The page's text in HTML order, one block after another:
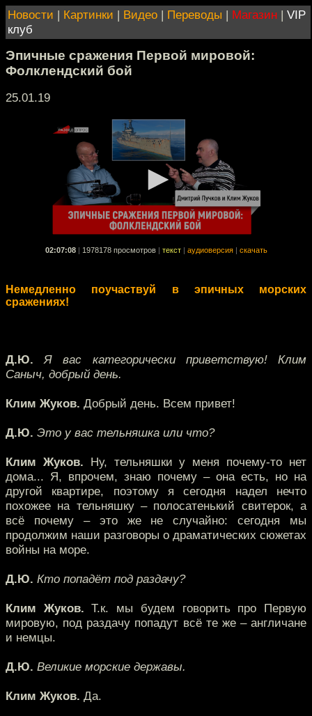
Новости | Картинки | Видео | Переводы | Магазин | VIP
клуб
Эпичные сражения Первой мировой:
Фолклендский бой
25.01.19
02:07:08 1978178 просмотров текст аудиоверсия скачать
Немедленно поучаствуй в эпичных морских
сражениях!
Д.Ю. Я вас категорически приветствую! Клим
Саныч, добрый день.
Клим Жуков. Добрый день. Всем привет!
Д.Ю. Это у вас тельняшка или что?
Клим Жуков. Ну, тельняшки у меня почему-то нет
дома... Я, впрочем, знаю почему – она есть, но на
другой квартире, поэтому я сегодня надел нечто
похожее на тельняшку – полосатенький свитерок, а
всё почему – это же не случайно: сегодня мы
продолжим наши разговоры о драматических сюжетах
войны на море.
Д.Ю. Кто попадёт под раздачу?
Клим Жуков. Т.к. мы будем говорить про Первую
мировую, под раздачу попадут всё те же – англичане
и немцы.
Д.Ю. Великие морские державы.
Клим Жуков. Да.